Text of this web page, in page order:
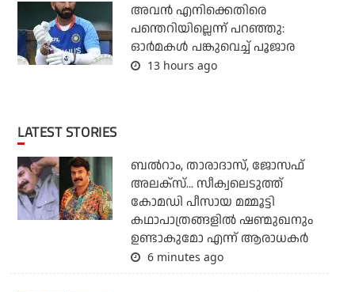
അവന്‍ എനിക്കെതിരെ
പന്തെറിയില്ലെന്ന് പറഞ്ഞു:
ഓര്‍മകള്‍ പങ്കുവെച്ച് പൂജാര
13 hours ago
LATEST STORIES
ബല്‍റാം, താരാദാസ്, ജോസഫ്
അലക്‌സ്... സീക്വലെടുത്ത്
കോമഡി പീസായ മമ്മൂട്ടി
കഥാപാത്രങ്ങളില്‍ ഷണ്മുഖനും
ഉണ്ടാകുമോ എന്ന് ആരാധകര്‍
6 minutes ago